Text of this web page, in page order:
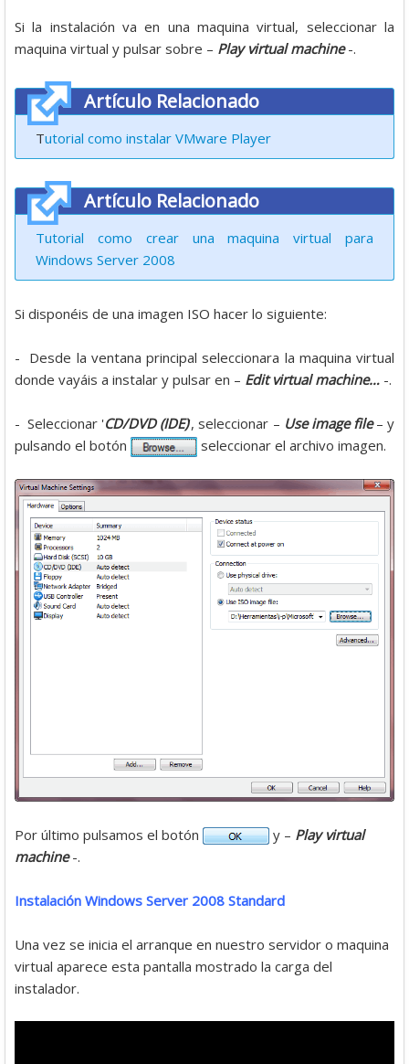
Si la instalación va en una maquina virtual, seleccionar la
maquina virtual y pulsar sobre – Play virtual machine-.
Artículo Relacionado
Tutorial como instalar VMware Player
Artículo Relacionado
Tutorial como crear una maquina virtual para
Windows Server 2008
Si disponéis de una imagen ISO hacer lo siguiente:
- Desde la ventana principal seleccionara la maquina virtual
donde vayáis a instalar y pulsar en – Edit virtual machine… -.
- Seleccionar 'CD/DVD (IDE)', seleccionar – Use image file– y
pulsando el botón
seleccionar el archivo imagen.
Por último pulsamos el botón y – Play virtual
machine-.
Instalación Windows Server 2008 Standard
Una vez se inicia el arranque en nuestro servidor o maquina
virtual aparece esta pantalla mostrado la carga del
instalador.